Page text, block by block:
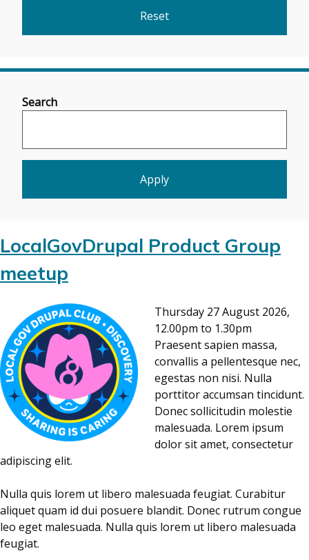
Search
LocalGovDrupal Product Group
meetup
Thursday 27 August 2026,
12.00pm to 1.30pm
Praesent sapien massa,
convallis a pellentesque nec,
egestas non nisi. Nulla
porttitor accumsan tincidunt.
Donec sollicitudin molestie
malesuada. Lorem ipsum
dolor sit amet, consectetur
adipiscing elit.
Nulla quis lorem ut libero malesuada feugiat. Curabitur
aliquet quam id dui posuere blandit. Donec rutrum congue
leo eget malesuada. Nulla quis lorem ut libero malesuada
feugiat.